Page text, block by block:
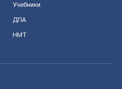
Учебники
ДПА
НМТ